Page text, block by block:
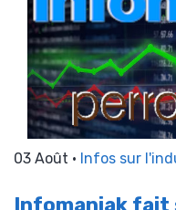
03 Août • Infos sur
Infomaniak fait